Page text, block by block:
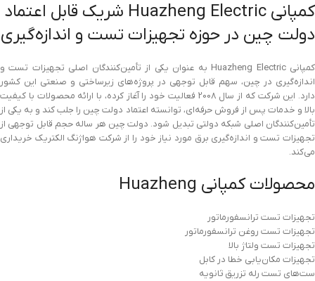
کمپانی Huazheng Electric شریک قابل اعتماد
دولت چین در حوزه تجهیزات تست و اندازه‌گیری
کمپانی Huazheng Electric به عنوان یکی از تأمین‌کنندگان اصلی تجهیزات تست و
اندازه‌گیری در چین، سهم قابل توجهی در پروژه‌های زیرساختی و صنعتی این کشور
دارد. این شرکت که از سال 2008 فعالیت خود را آغاز کرده، با ارائه محصولات با کیفیت
بالا و خدمات پس از فروش حرفه‌ای، توانسته اعتماد دولت چین را جلب کند و به یکی از
تأمین‌کنندگان اصلی شبکه دولتی تبدیل شود. دولت چین هر ساله حجم قابل توجهی از
تجهیزات تست و اندازه‌گیری برق مورد نیاز خود را از شرکت هواژنگ الکتریک خریداری
می‌کند.
محصولات کمپانی Huazheng
تجهیزات تست ترانسفورماتور
تجهیزات تست روغن ترانسفورماتور
تجهیزات تست ولتاژ بالا
تجهیزات مکان‌یابی خطا در کابل
ست‌های تست رله تزریق ثانویه